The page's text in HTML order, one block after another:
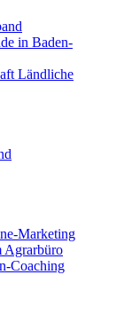
in Baden-
Ländliche
Marketing
Agrarbüro
Coaching